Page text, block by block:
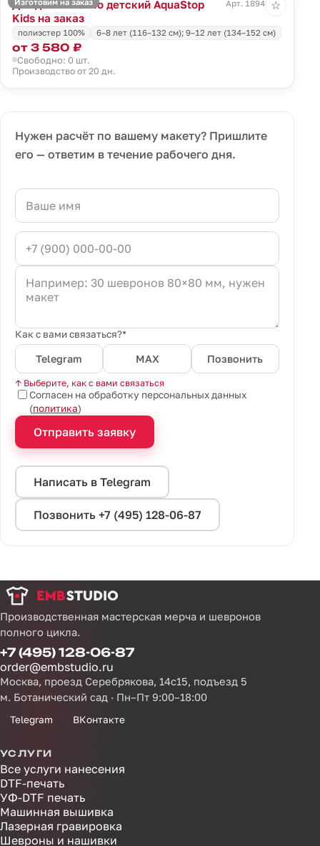
Дождевик-пончо детский AquaStop
Kids на заказ
Арт. 18948.01
полиэстер 100% 6–8 лет (116–132 см); 9–12 лет (134–152 см)
от 3 580 ₽
Свободно: 0 шт.
Производство от 20 дн.
☆
Нужен расчёт по вашему макету? Пришлите
его — ответим в течение рабочего дня.
Как с вами связаться?*
Telegram MAX Позвонить
↑ Выберите, как с вами связаться
Согласен на обработку персональных данных
(политика)
Отправить заявку
Написать в Telegram
Позвонить +7 (495) 128-06-87
Производственная мастерская мерча и шевронов
полного цикла.
+7 (495) 128-06-87
order@embstudio.ru
Москва, проезд Серебрякова, 14с15, подъезд 5
м. Ботанический сад · Пн–Пт 9:00–18:00
Telegram ВКонтакте
УСЛУГИ
Все услуги нанесения
DTF-печать
УФ-DTF печать
Машинная вышивка
Лазерная гравировка
Шевроны и нашивки